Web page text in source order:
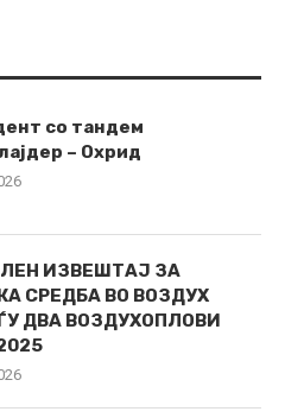
со тандем
– Охрид
ИЗВЕШТАЈ ЗА
СРЕДБА ВО ВОЗДУХ
ДВА ВОЗДУХОПЛОВИ